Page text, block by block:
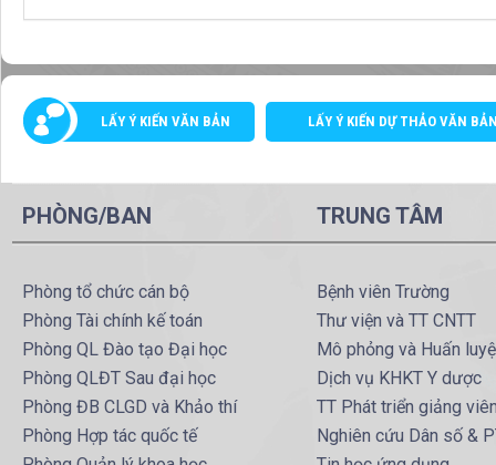
LẤY Ý KIẾN VĂN BẢN LẤY Ý KIẾN DỰ THẢO VĂN
PHÒNG/BAN
Phòng tổ chức cán bộ
Phòng Tài chính kế toán
Phòng QL Đào tạo Đại học
Phòng QLĐT Sau đại học
Phòng ĐB CLGD và Khảo thí
Phòng Hợp tác quốc tế
TRUNG TÂM
Bệnh viên Trường
Thư viện và TT CNTT
Mô phỏng và Huấn
Dịch vụ KHKT Y dược
TT Phát triển giảng
Nghiên cứu Dân số &